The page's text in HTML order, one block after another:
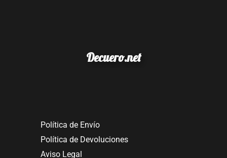
Decuero.net
Política de Envío
Política de Devoluciones
Aviso Legal